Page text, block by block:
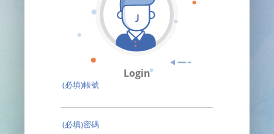
Login
(必填)帳號
(必填)密碼